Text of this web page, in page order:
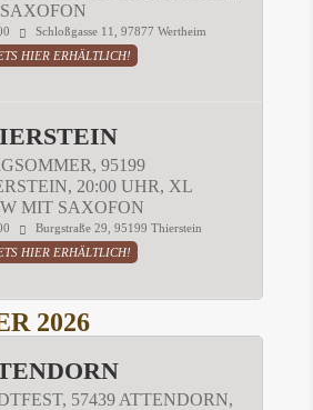
Schloßgasse 11, 97877 Wertheim
HIER ERHÄLTLICH!
95199
20:00 UHR, XL
MIT SAXOFON
Burgstraße 29, 95199 Thierstein
HIER ERHÄLTLICH!
2026
57439 ATTENDORN,